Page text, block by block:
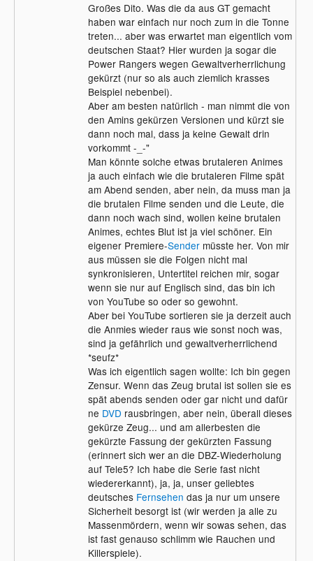
Großes Dito. Was die da aus GT gemacht
haben war einfach nur noch zum in die Tonne
treten... aber was erwartet man eigentlich vom
deutschen Staat? Hier wurden ja sogar die
Power Rangers wegen Gewaltverherrlichung
gekürzt (nur so als auch ziemlich krasses
Beispiel nebenbei).
Aber am besten natürlich - man nimmt die von
den Amins gekürzen Versionen und kürzt sie
dann noch mal, dass ja keine Gewalt drin
vorkommt -_-"
Man könnte solche etwas brutaleren Animes
ja auch einfach wie die brutaleren Filme spät
am Abend senden, aber nein, da muss man ja
die brutalen Filme senden und die Leute, die
dann noch wach sind, wollen keine brutalen
Animes, echtes Blut ist ja viel schöner. Ein
eigener Premiere-Sendermüsste her. Von mir
aus müssen sie die Folgen nicht mal
synkronisieren, Untertitel reichen mir, sogar
wenn sie nur auf Englisch sind, das bin ich
von YouTube so oder so gewohnt.
Aber bei YouTube sortieren sie ja derzeit auch
die Anmies wieder raus wie sonst noch was,
sind ja gefährlich und gewaltverherrlichend
*seufz*
Was ich eigentlich sagen wollte: Ich bin gegen
Zensur. Wenn das Zeug brutal ist sollen sie es
spät abends senden oder gar nicht und dafür
ne DVD rausbringen, aber nein, überall dieses
gekürze Zeug... und am allerbesten die
gekürzte Fassung der gekürzten Fassung
(erinnert sich wer an die DBZ-Wiederholung
auf Tele5? Ich habe die Serie fast nicht
wiedererkannt), ja, ja, unser geliebtes
deutsches Fernsehen das ja nur um unsere
Sicherheit besorgt ist (wir werden ja alle zu
Massenmördern, wenn wir sowas sehen, das
ist fast genauso schlimm wie Rauchen und
Killerspiele).